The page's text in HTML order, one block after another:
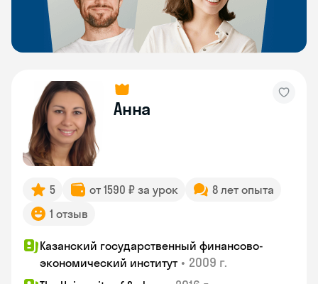
Анна
5 от 1590 ₽ за урок
8 лет опыта
1 отзыв
Казанский государственный финансово-
экономический институт • 2009 г.